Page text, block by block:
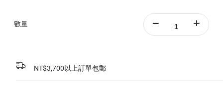
數量
NT$3,700以上訂單包郵